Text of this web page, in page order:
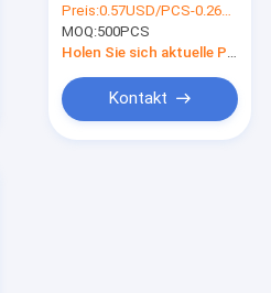
mit Fenster
einfaches, mit Logo
zu versiegeln
Preis:0.57USD/PCS-0.26USD/PCS
MOQ:500PCS
Holen Sie sich aktuelle Preis
Kontakt